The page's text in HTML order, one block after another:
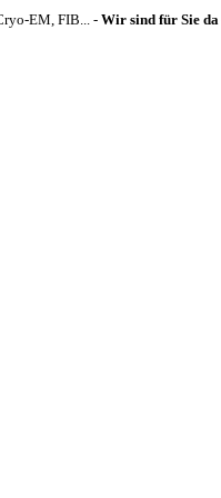
EM, FIB... -Wir sind für Sie da